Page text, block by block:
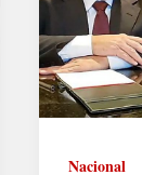
Nacional